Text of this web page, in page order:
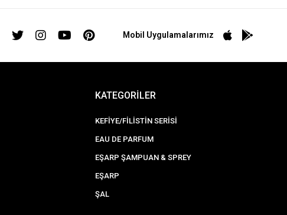
Mobil Uygulamalarımız
KATEGORİLER
KEFİYE/FİLİSTİN SERİSİ
EAU DE PARFUM
EŞARP ŞAMPUAN & SPREY
EŞARP
ŞAL